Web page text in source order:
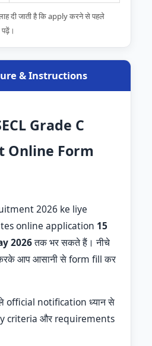
दी जाती है कि apply करने से पहले
& Instructions
Grade C
Online Form
2026 ke liye
online application 15
2026तक भर सकते हैं। नीचे
आप आसानी से form fill कर
official notification ध्यान से
criteria और requirements